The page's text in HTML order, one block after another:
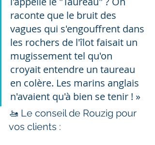
raconte que le bruit des
vagues qui s'engouffrent dans
les rochers de l'îlot faisait un
mugissement tel qu'on
croyait entendre un taureau
en colère. Les marins anglais
n'avaient qu'à bien se tenir ! »
🚤 Le conseil de Rouzig pour
vos clients :